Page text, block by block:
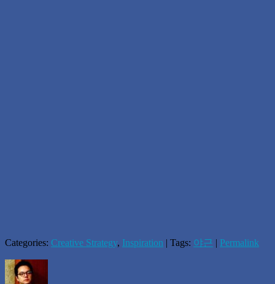
Categories: Creative Strategy, Inspiration | Tags: 야근 | Permalink